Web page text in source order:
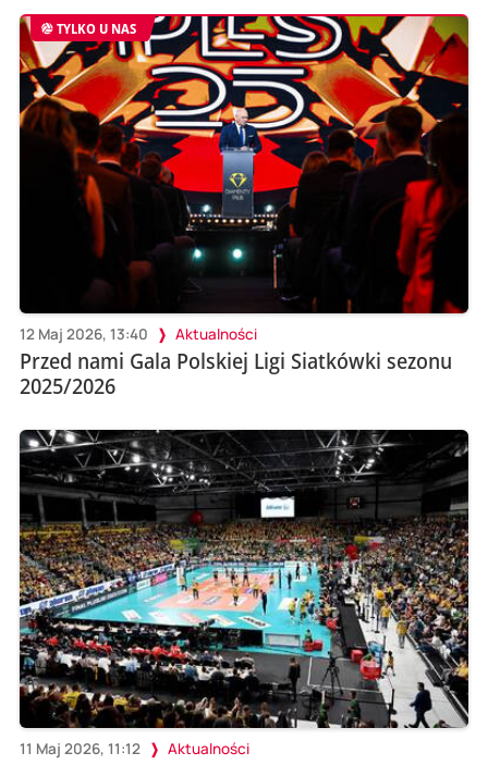
TYLKO U NAS
12 Maj 2026, 13:40 Aktualności
Przed nami Gala Polskiej Ligi Siatkówki sezonu
2025/2026
11 Maj 2026, 11:12 Aktualności